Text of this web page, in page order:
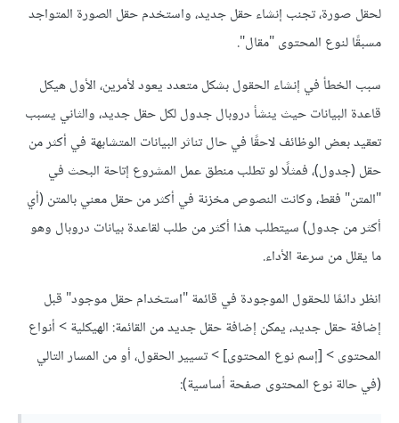
لحقل صورة، تجنب إنشاء حقل جديد، واستخدم حقل الصورة المتواجد
مسبقًا لنوع المحتوى "مقال".
سبب الخطأ في إنشاء الحقول بشكل متعدد يعود لأمرين، الأول هيكل
قاعدة البيانات حيث ينشأ دروبال جدول لكل حقل جديد، والثاني يسبب
تعقيد بعض الوظائف لاحقًا في حال تناثر البيانات المتشابهة في أكثر من
حقل (جدول)، فمثلًا لو تطلب منطق عمل المشروع إتاحة البحث في
"المتن" فقط، وكانت النصوص مخزنة في أكثر من حقل معني بالمتن (أي
أكثر من جدول) سيتطلب هذا أكثر من طلب لقاعدة بيانات دروبال وهو
ما يقلل من سرعة الأداء.
انظر دائمًا للحقول الموجودة في قائمة "استخدام حقل موجود" قبل
إضافة حقل جديد، يمكن إضافة حقل جديد من القائمة: الهيكلية > أنواع
المحتوى > [إسم نوع المحتوى] > تسيير الحقول، أو من المسار التالي
(في حالة نوع المحتوى صفحة أساسية):